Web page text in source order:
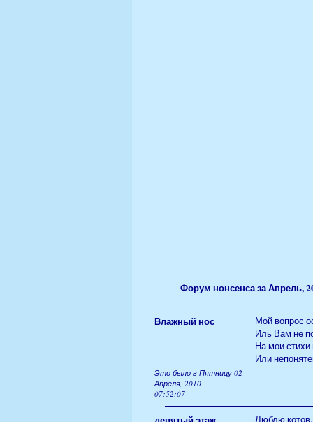
Форум нонсенса за Апрель,
Влажный нос
Мой вопрос
Иль Вам не
На мои стихи
Или
Это было в Пятницу 02
Апреля, 2010
07:52:07